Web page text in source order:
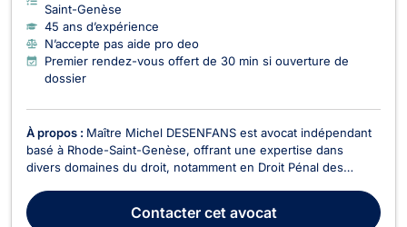
Saint-Genèse
45 ans d’expérience
N’accepte pas aide pro deo
Premier rendez-vous offert de 30 min si ouverture de
dossier
À propos : Maître Michel DESENFANS est avocat indépendant
basé à Rhode-Saint-Genèse, offrant une expertise dans
divers domaines du droit, notamment en Droit Pénal des
des Successions, Droit Commercial - Concurrence, Dommage
Corporel et Responsabilité Civile, Droit de...
Contactercet avocat